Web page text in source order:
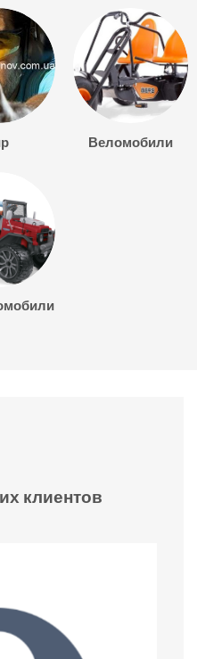
Веломобили
клиентов